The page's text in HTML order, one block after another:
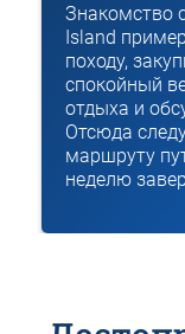
Знакомство
Island
походу,
спокойный
отдыха и
Отсюда
маршруту
неделю